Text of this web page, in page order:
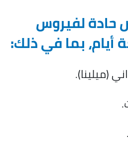
حادة لفيروس
أيام، بما في ذلك:
(ميلينا).